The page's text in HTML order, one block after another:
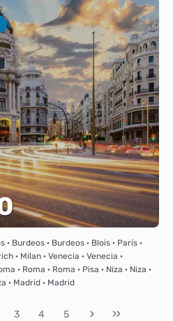
Ver
· Burdeos · Burdeos · Blois · París ·
· Milan · Venecia · Venecia ·
· Roma · Roma · Pisa · Niza · Niza ·
· Madrid · Madrid
3 4 5